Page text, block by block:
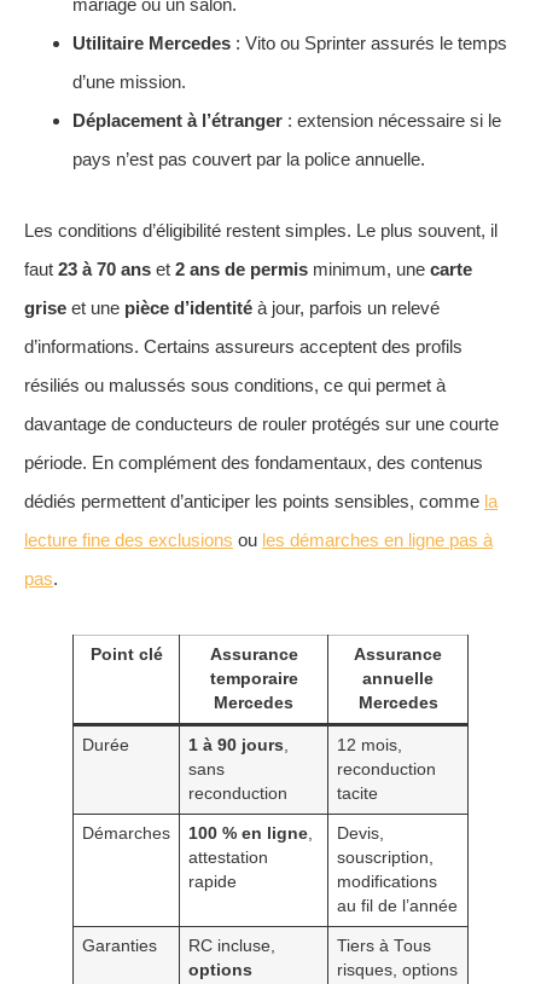
mariage ou un salon.
Utilitaire Mercedes : Vito ou Sprinter assurés le temps
d’une mission.
Déplacement à l’étranger : extension nécessaire si le
pays n’est pas couvert par la police annuelle.
Les conditions d’éligibilité restent simples. Le plus souvent, il
faut 23 à 70 ans et 2 ans de permis minimum, une carte
grise et une pièce d’identité à jour, parfois un relevé
d’informations. Certains assureurs acceptent des profils
résiliés ou malussés sous conditions, ce qui permet à
davantage de conducteurs de rouler protégés sur une courte
période. En complément des fondamentaux, des contenus
dédiés permettent d’anticiper les points sensibles, comme la
lecture fine des exclusions ou les démarches en ligne pas à
pas.
Point clé
Assurance
temporaire
Mercedes
Assurance
annuelle
Mercedes
Durée 1 à 90 jours,
sans
reconduction
12 mois,
reconduction
tacite
Démarches 100 % en ligne,
attestation
rapide
Devis,
souscription,
modifications
au fil de l’année
Garanties
RC incluse,
options
Tiers à Tous
risques, options